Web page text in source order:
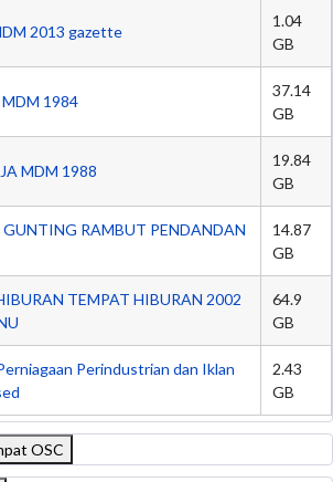
2013 gazette
1.04
GB
1984
37.14
GB
MDM 1988
19.84
GB
RAMBUT PENDANDAN
14.87
GB
TEMPAT HIBURAN 2002
64.9
GB
Perindustrian dan Iklan
2.43
GB
OSC